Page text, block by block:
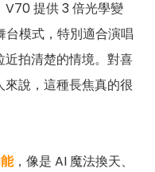
V70 提供 3 倍光學變
台模式，特別適合演唱
拍清楚的情境。對喜
說，這種長焦真的很
，像是 AI 魔法換天、